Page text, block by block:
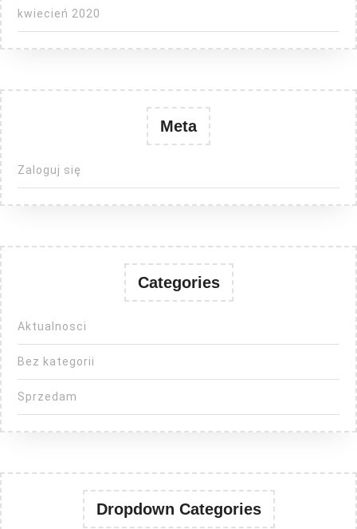
kwiecień 2020
Meta
Zaloguj się
Categories
Aktualnosci
Bez kategorii
Sprzedam
Dropdown Categories